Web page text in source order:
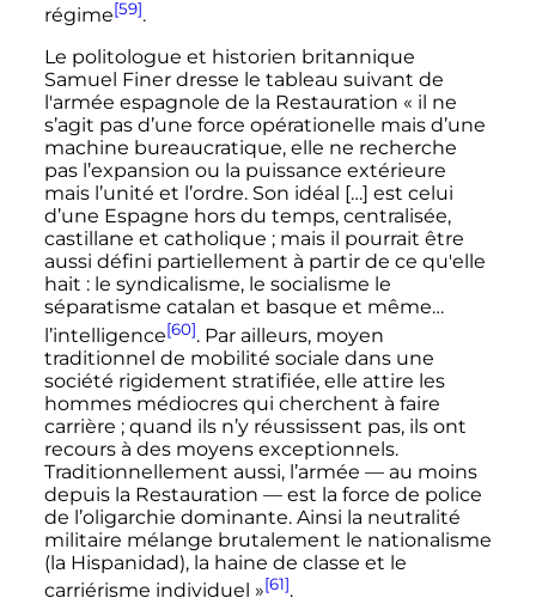
régime[59].
Le politologue et historien britannique
Samuel Finer dresse le tableau suivant de
l'armée espagnole de la Restauration « il ne
s’agit pas d’une force opérationelle mais d’une
machine bureaucratique, elle ne recherche
pas l’expansion ou la puissance extérieure
mais l’unité et l’ordre. Son idéal […] est celui
d’une Espagne hors du temps, centralisée,
castillane et catholique ; mais il pourrait être
aussi défini partiellement à partir de ce qu'elle
hait : le syndicalisme, le socialisme le
séparatisme catalan et basque et même…
l’intelligence[60]. Par ailleurs, moyen
traditionnel de mobilité sociale dans une
société rigidement stratifiée, elle attire les
hommes médiocres qui cherchent à faire
carrière ; quand ils n’y réussissent pas, ils ont
recours à des moyens exceptionnels.
Traditionnellement aussi, l’armée — au moins
depuis la Restauration — est la force de police
de l’oligarchie dominante. Ainsi la neutralité
militaire mélange brutalement le nationalisme
(la Hispanidad), la haine de classe et le
carriérisme individuel »[61].